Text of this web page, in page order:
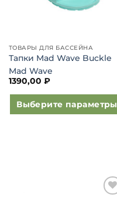
ТОВАРЫ ДЛЯ БАССЕЙНА
Тапки Mad Wave Buckle
Mad Wave
1390,00 ₽
Выберите параметры